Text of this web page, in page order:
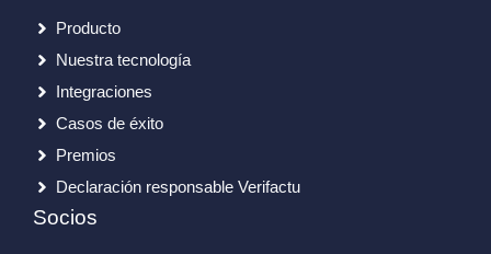
Producto
Nuestra tecnología
Integraciones
Casos de éxito
Premios
Declaración responsable Verifactu
Socios